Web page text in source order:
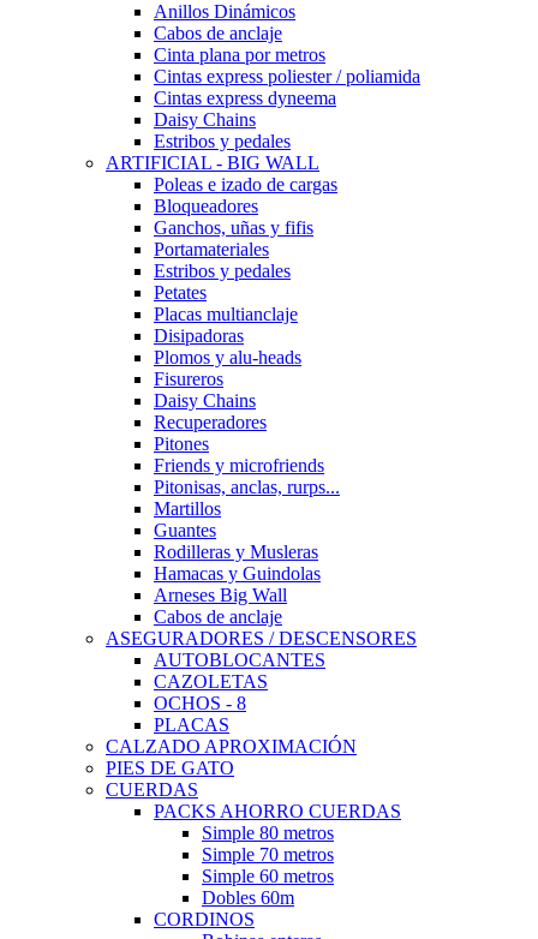
Anillos Dinámicos
Cabos de anclaje
Cinta plana por metros
Cintas express poliester / poliamida
Cintas express dyneema
Daisy Chains
Estribos y pedales
ARTIFICIAL - BIG WALL
Poleas e izado de cargas
Bloqueadores
Ganchos, uñas y fifis
Portamateriales
Estribos y pedales
Petates
Placas multianclaje
Disipadoras
Plomos y alu-heads
Fisureros
Daisy Chains
Recuperadores
Pitones
Friends y microfriends
Pitonisas, anclas, rurps...
Martillos
Guantes
Rodilleras y Musleras
Hamacas y Guindolas
Arneses Big Wall
Cabos de anclaje
ASEGURADORES / DESCENSORES
AUTOBLOCANTES
CAZOLETAS
OCHOS - 8
PLACAS
CALZADO APROXIMACIÓN
PIES DE GATO
CUERDAS
PACKS AHORRO CUERDAS
Simple 80 metros
Simple 70 metros
Simple 60 metros
Dobles 60m
CORDINOS